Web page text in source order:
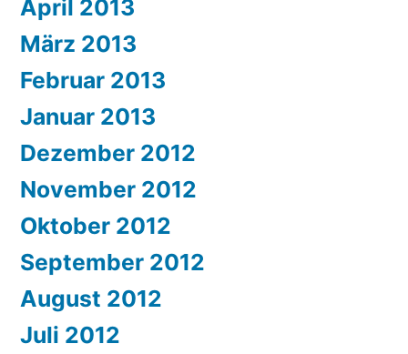
April 2013
März 2013
Februar 2013
Januar 2013
Dezember 2012
November 2012
Oktober 2012
September 2012
August 2012
Juli 2012